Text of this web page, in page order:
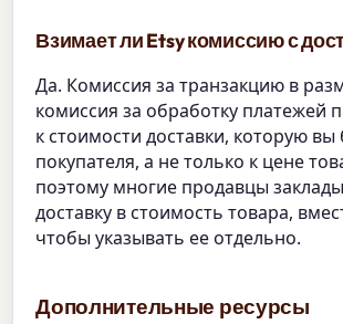
Взимает ли Etsy комиссию с
Да. Комиссия за транзакцию в
комиссия за обработку платежей
к стоимости доставки, которую вы
покупателя, а не только к цене
поэтому многие продавцы
доставку в стоимость товара,
чтобы указывать ее отдельно.
Дополнительные ресурсы